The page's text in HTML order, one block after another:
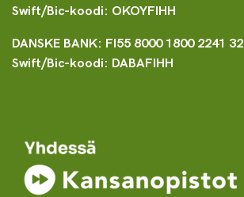
Swift/Bic-koodi: OKOYFIHH
DANSKE BANK: FI55 8000 1800 2241 32
Swift/Bic-koodi: DABAFIHH